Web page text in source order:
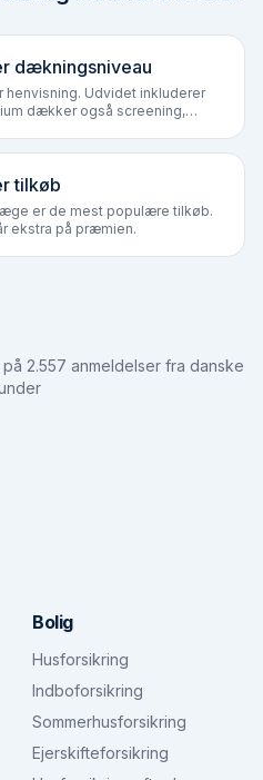
dækningsniveau
Udvidet inkluderer
dækker også screening,
tilkøb
er de mest populære tilkøb.
ekstra på præmien.
2.557 anmeldelser fra danske
Bolig
Husforsikring
Indboforsikring
Sommerhusforsikring
Ejerskifteforsikring